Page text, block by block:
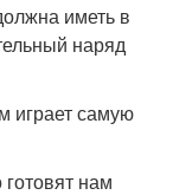
иметь в
наряд
играет самую
нам